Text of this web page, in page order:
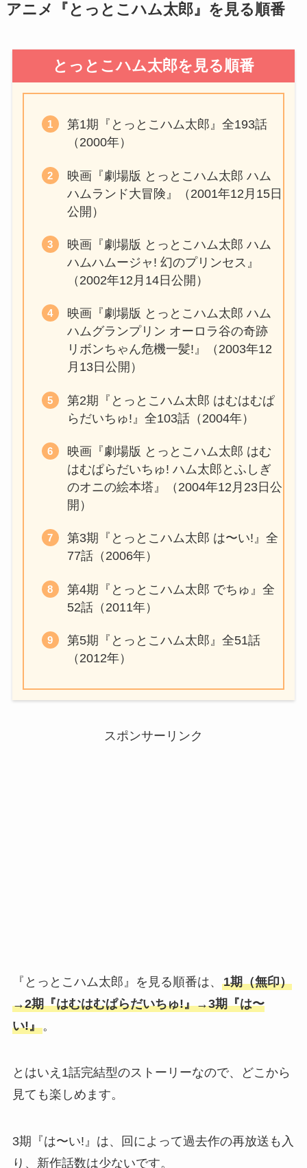
アニメ『とっとこハム太郎』を見る順番
とっとこハム太郎を見る順番
第1期『とっとこハム太郎』全193話
（2000年）
映画『劇場版 とっとこハム太郎 ハム
ハムランド大冒険』（2001年12月15日
公開）
映画『劇場版 とっとこハム太郎 ハム
ハムハムージャ! 幻のプリンセス』
（2002年12月14日公開）
映画『劇場版 とっとこハム太郎 ハム
ハムグランプリン オーロラ谷の奇跡
リボンちゃん危機一髪!』（2003年12
月13日公開）
第2期『とっとこハム太郎 はむはむぱ
らだいちゅ!』全103話（2004年）
映画『劇場版 とっとこハム太郎 はむ
はむぱらだいちゅ! ハム太郎とふしぎ
のオニの絵本塔』（2004年12月23日公
開）
第3期『とっとこハム太郎 は〜い!』全
77話（2006年）
第4期『とっとこハム太郎 でちゅ』全
52話（2011年）
第5期『とっとこハム太郎』全51話
（2012年）
スポンサーリンク
『とっとこハム太郎』を見る順番は、 1期（無印）
→2期『はむはむぱらだいちゅ!』→3期『は〜
い!』。
とはいえ1話完結型のストーリーなので、どこから
見ても楽しめます。
3期『は〜い!』は、回によって過去作の再放送も入
り、新作話数は少ないです。